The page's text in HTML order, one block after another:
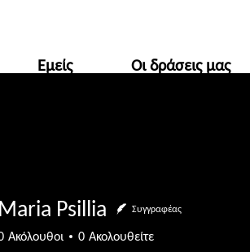
Εμείς Οι δράσεις μας
Maria Psillia Συγγραφέας
Ακόλουθοι 0 Ακολουθείτε